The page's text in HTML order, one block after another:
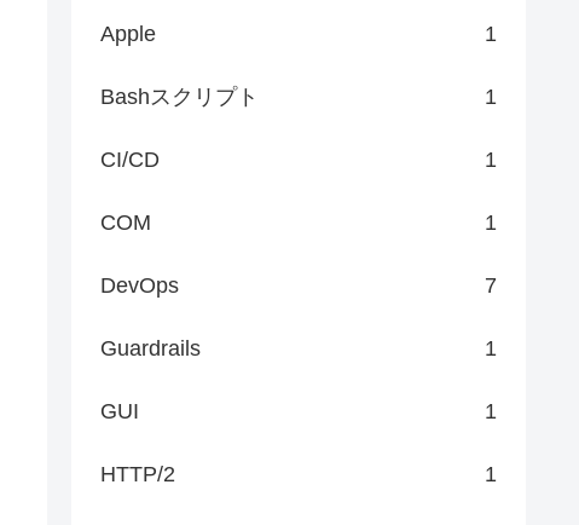
Apple 1
Bashスクリプト 1
CI/CD 1
COM 1
DevOps 7
Guardrails 1
GUI 1
HTTP/2 1